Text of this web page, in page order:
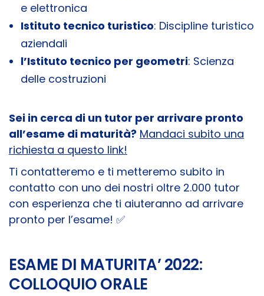
e elettronica
Istituto tecnico turistico: Discipline turistico
aziendali
l’Istituto tecnico per geometri: Scienza
delle costruzioni
Sei in cerca di un tutor per arrivare pronto
all’esame di maturità? Mandaci subito una
richiesta a questo link!
Ti contatteremo e ti metteremo subito in
contatto con uno dei nostri oltre 2.000 tutor
con esperienza che ti aiuteranno ad arrivare
pronto per l’esame! ✅
ESAME DI MATURITA’ 2022:
COLLOQUIO ORALE